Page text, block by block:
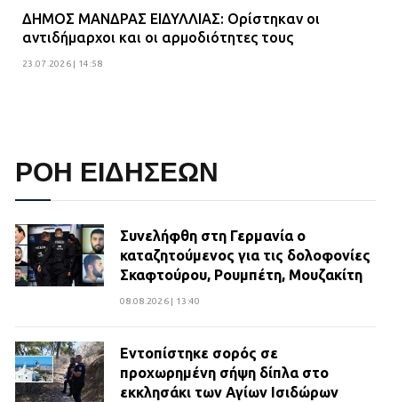
ΔΗΜΟΣ ΜΑΝΔΡΑΣ ΕΙΔΥΛΛΙΑΣ: Ορίστηκαν οι
αντιδήμαρχοι και οι αρμοδιότητες τους
23.07.2026 | 14:58
ΡΟΗ ΕΙΔΗΣΕΩΝ
Συνελήφθη στη Γερμανία ο
καταζητούμενος για τις δολοφονίες
Σκαφτούρου, Ρουμπέτη, Μουζακίτη
08.08.2026 | 13:40
Εντοπίστηκε σορός σε
προχωρημένη σήψη δίπλα στο
εκκλησάκι των Αγίων Ισιδώρων